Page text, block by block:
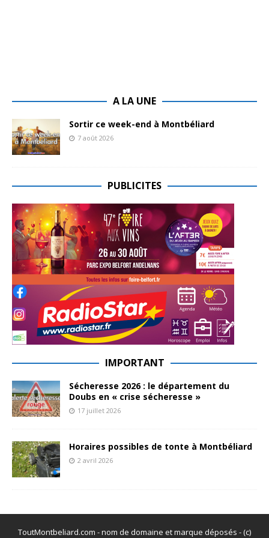
A LA UNE
Sortir ce week-end à Montbéliard
7 août 2026
PUBLICITES
IMPORTANT
Sécheresse 2026 : le département du
Doubs en « crise sécheresse »
17 juillet 2026
Horaires possibles de tonte à Montbéliard
2 avril 2026
ToutMontbeliard.com - nom de domaine et marque déposés - (c)